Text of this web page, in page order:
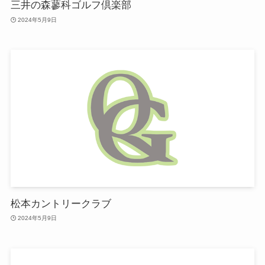
三井の森蓼科ゴルフ倶楽部
2024年5月9日
松本カントリークラブ
2024年5月9日